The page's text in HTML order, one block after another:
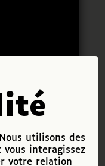
utilisons des
interagissez
votre relation